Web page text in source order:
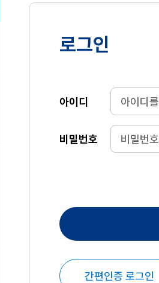
로그인
아이디
비밀번호
간편인증 로그인